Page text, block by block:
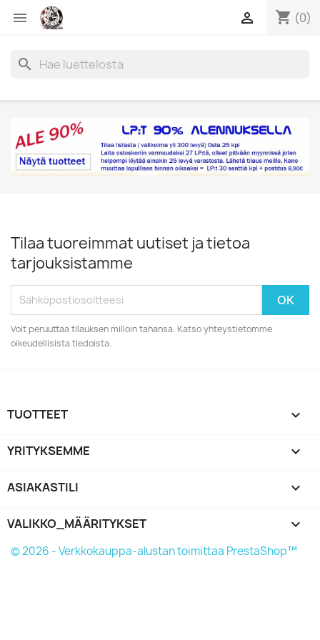
 shopping_cart (0)

search
Tilaa tuoreimmat uutiset ja tietoa
tarjouksistamme
Voit peruuttaa tilauksen milloin tahansa. Katso yhteystietomme
oikeudellisista tiedoista.
TUOTTEET 
YRITYKSEMME 
ASIAKASTILI 
VALIKKO_MÄÄRITYKSET keyboard_arrow_down
© 2026 - Verkkokauppa-alustan toimittaa PrestaShop™